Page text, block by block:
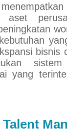
aset
bisnis
yang